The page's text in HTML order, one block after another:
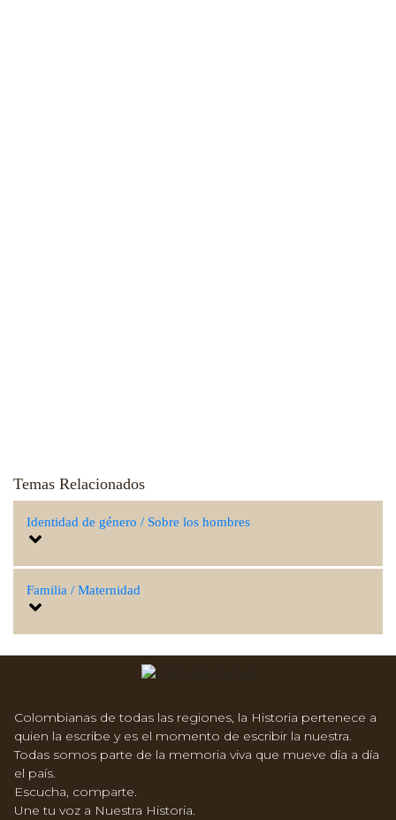
Temas Relacionados
Identidad de género / Sobre los hombres
Familia / Maternidad
Colombianas de todas las regiones, la Historia pertenece a
quien la escribe y es el momento de escribir la nuestra.
Todas somos parte de la memoria viva que mueve día a día
el país.
Escucha, comparte.
Une tu voz a Nuestra Historia.